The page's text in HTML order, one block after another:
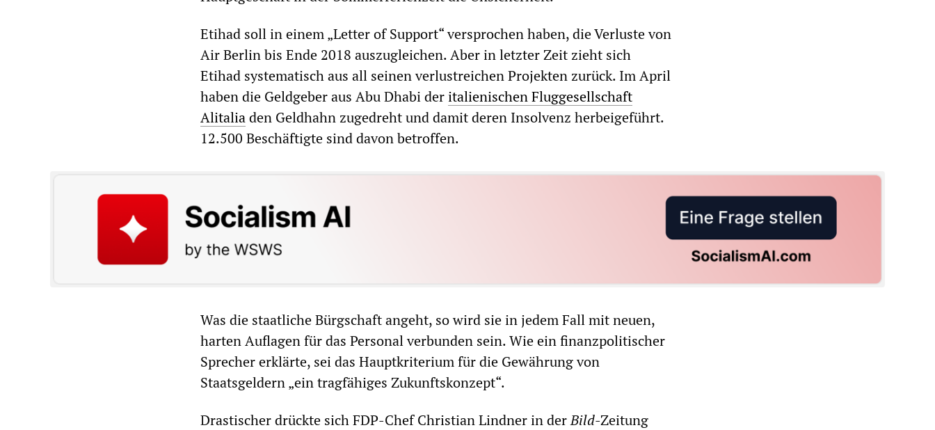
Etihad soll in einem „Letter of Support“ versprochen haben, die Verluste von
Air Berlin bis Ende 2018 auszugleichen. Aber in letzter Zeit zieht sich
Etihad systematisch aus all seinen verlustreichen Projekten zurück. Im April
haben die Geldgeber aus Abu Dhabi deritalienischen Fluggesellschaft
Alitaliaden Geldhahn zugedreht und damit deren Insolvenz herbeigeführt.
12.500 Beschäftigte sind davon betroffen.
Was die staatliche Bürgschaft angeht, so wird sie in jedem Fall mit neuen,
harten Auflagen für das Personal verbunden sein. Wie ein finanzpolitischer
Sprecher erklärte, sei das Hauptkriterium für die Gewährung von
Staatsgeldern „ein tragfähiges Zukunftskonzept“.
Drastischer drückte sich FDP-Chef Christian Lindner in derBild-Zeitung